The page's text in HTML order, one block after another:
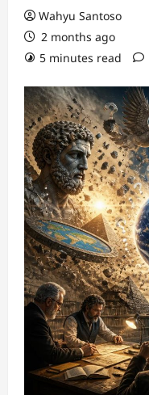
Wahyu Santoso
2 months ago
5 minutes read